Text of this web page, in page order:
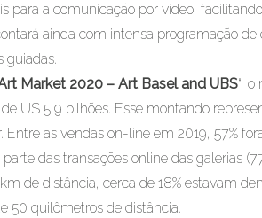
para a comunicação por vídeo,
ainda com intensa programação
guiadas.
Market 2020 – Art Basel and UBS“,
US 5,9 bilhões. Esse montando
as vendas on-line em 2019, 57%
das transações online das galerias
de distância, cerca de 18% estavam
50 quilômetros de distância.